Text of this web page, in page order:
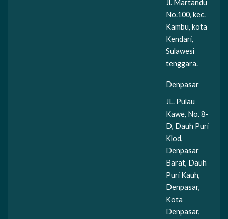
Jl. Martandu
No.100, kec.
Kambu, kota
Kendari,
Sulawesi
tenggara.
Denpasar
JL. Pulau
Kawe, No. 8-
D, Dauh Puri
Klod,
Denpasar
Barat, Dauh
Puri Kauh,
Denpasar,
Kota
Denpasar,